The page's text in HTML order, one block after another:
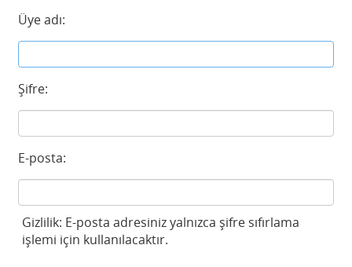
Üye adı:
Şifre:
E-posta:
Gizlilik: E-posta adresiniz yalnızca şifre sıfırlama
işlemi için kullanılacaktır.